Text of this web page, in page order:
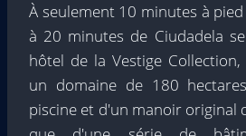
À seulement 10 minutes à
à 20 minutes de Ciudadela
hôtel de la Vestige
un domaine de 180
piscine et d'un manoir original